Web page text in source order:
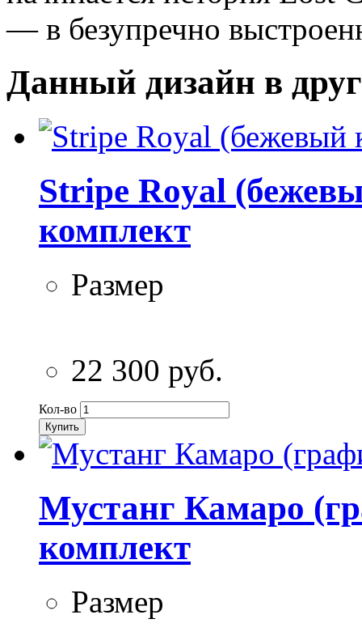
— в безупречно
Данный дизайн в
Stripe Royal
комплект
Размер
22 300 руб.
Кол-во
Купить
Мустанг Камаро
комплект
Размер